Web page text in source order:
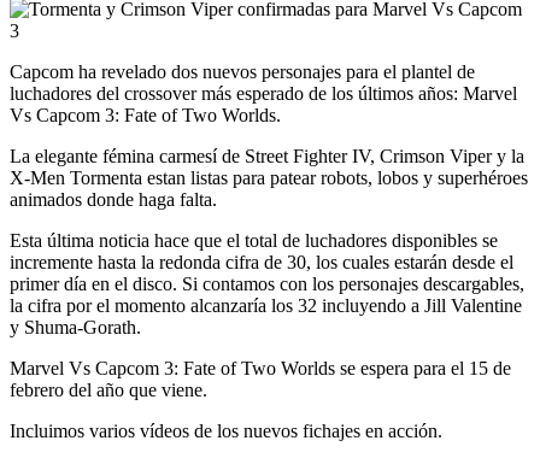
Capcom ha revelado dos nuevos personajes para el plantel de
luchadores del crossover más esperado de los últimos años: Marvel
Vs Capcom 3: Fate of Two Worlds.
La elegante fémina carmesí de Street Fighter IV, Crimson Viper y la
X-Men Tormenta estan listas para patear robots, lobos y superhéroes
animados donde haga falta.
Esta última noticia hace que el total de luchadores disponibles se
incremente hasta la redonda cifra de 30, los cuales estarán desde el
primer día en el disco. Si contamos con los personajes descargables,
la cifra por el momento alcanzaría los 32 incluyendo a Jill Valentine
y Shuma-Gorath.
Marvel Vs Capcom 3: Fate of Two Worlds se espera para el 15 de
febrero del año que viene.
Incluimos varios vídeos de los nuevos fichajes en acción.